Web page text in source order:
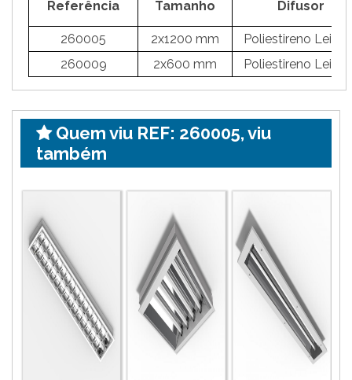
Referência Tamanho Difusor
260005 2x1200 mm
Poliestireno
260009
2x600 mm Poliestireno
Quem viu REF: 260005, viu
também